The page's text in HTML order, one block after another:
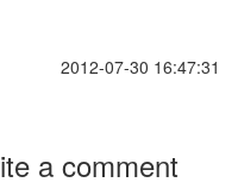
2012-07-30 16:47:31
a comment